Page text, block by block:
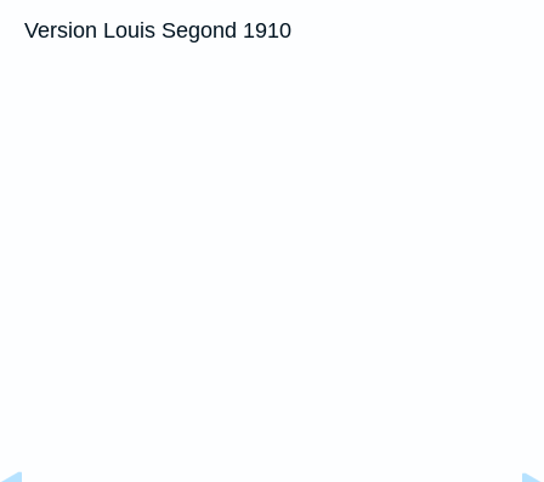
Version Louis Segond 1910